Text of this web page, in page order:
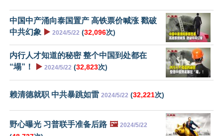
中国中产涌向泰国置产 高铁票价喊涨 戳破
中共幻象 ▶️ 2024/5/22 (32,096次)
内行人才知道的秘密 整个中国到处都在
“塌”！
▶️ 2024/5/22 (32,823次)
赖清德就职 中共暴跳如雷 2024/5/22 (32,221次)
野心曝光 习普联手准备后路 🖼️ 2024/5/22